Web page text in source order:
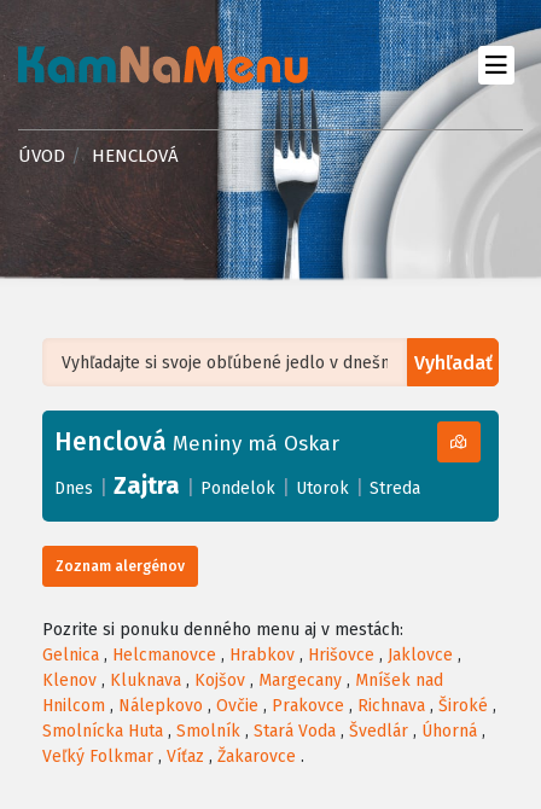
ÚVOD HENCLOVÁ
Vyhľadať
+
−
Leaflet| ©OpenStreetMap, Tiles courtesy ofHumanitarian OpenStreetMap
Henclová Meniny má Oskar
Dnes Zajtra Pondelok Utorok Streda
Zoznam alergénov
Pozrite si ponuku denného menu aj v mestách:
Gelnica , Helcmanovce , Hrabkov , Hrišovce , Jaklovce ,
Klenov , Kluknava , Kojšov , Margecany , Mníšek nad
Hnilcom , Nálepkovo , Ovčie , Prakovce , Richnava , Široké ,
Smolnícka Huta , Smolník , Stará Voda , Švedlár , Úhorná ,
Veľký Folkmar , Víťaz , Žakarovce .